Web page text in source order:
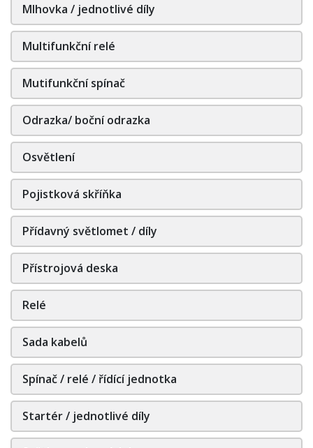
Mlhovka / jednotlivé díly
Multifunkční relé
Mutifunkční spínač
Odrazka/ boční odrazka
Osvětlení
Pojistková skříňka
Přídavný světlomet / díly
Přístrojová deska
Relé
Sada kabelů
Spínač / relé / řídící jednotka
Startér / jednotlivé díly